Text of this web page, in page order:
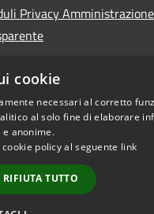
Privacy Amministrazione
cookie
necessari al corretto
al solo fine di elaborare
anonime.
policy al seguente link
RIFIUTA TUTTO